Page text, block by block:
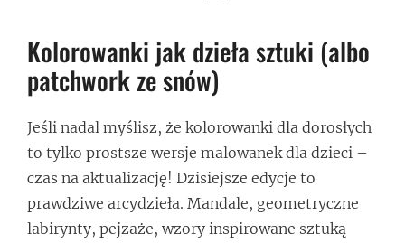
Kolorowanki jak dzieła sztuki (albo
patchwork ze snów)
Jeśli nadal myślisz, że kolorowanki dla dorosłych
to tylko prostsze wersje malowanek dla dzieci –
czas na aktualizację! Dzisiejsze edycje to
prawdziwe arcydzieła. Mandale, geometryczne
labirynty, pejzaże, wzory inspirowane sztuką